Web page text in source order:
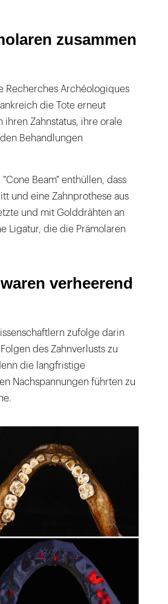
zusammen
Recherches Archéologiques
die Tote erneut
Zahnstatus, ihre orale
Behandlungen
Beam" enthüllen, dass
und eine Zahnprothese aus
und mit Golddrähten an
Ligatur, die die Prämolaren
verheerend
zufolge darin
des Zahnverlusts zu
die langfristige
Nachspannungen führten zu